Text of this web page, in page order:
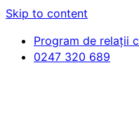
Skip to content
Program de relații
0247 320 689